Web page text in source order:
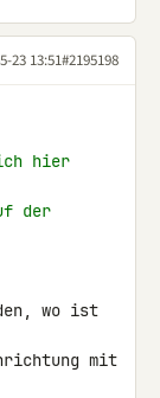
23 13:51#2195198
hier
der
wo ist
mit